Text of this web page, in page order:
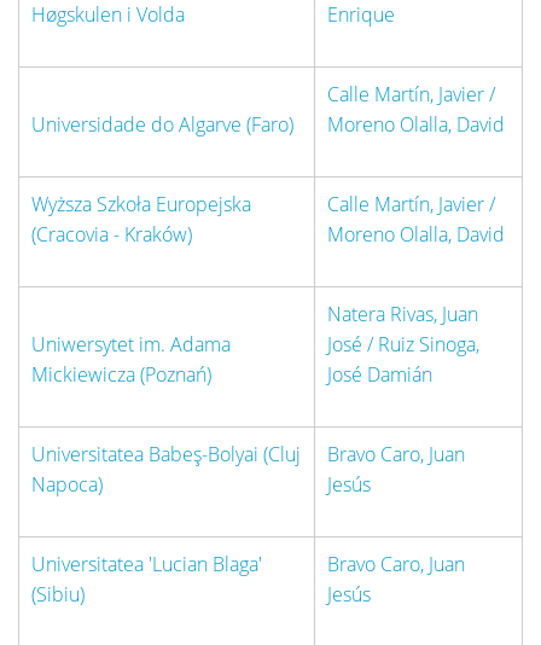
Høgskulen i Volda
Enrique
Universidade do Algarve (Faro)
Calle Martín, Javier /
Moreno Olalla, David
Wyższa Szkoła Europejska
(Cracovia - Kraków)
Calle Martín, Javier /
Moreno Olalla, David
Uniwersytet im. Adama
Mickiewicza (Poznań)
Natera Rivas, Juan
José / Ruiz Sinoga,
José Damián
Universitatea Babeş-Bolyai (Cluj
Napoca)
Bravo Caro, Juan
Jesús
Universitatea 'Lucian Blaga'
(Sibiu)
Bravo Caro, Juan
Jesús